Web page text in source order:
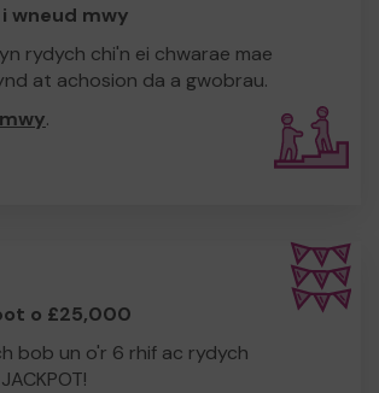
wneud mwy
rydych chi'n ei chwarae mae
at achosion da a gwobrau.
.
o £25,000
bob un o'r 6 rhif ac rydych